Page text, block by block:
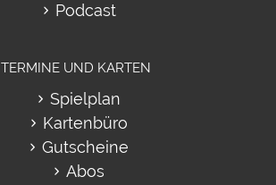
Podcast
TERMINE UND KARTEN
Spielplan
Kartenbüro
Gutscheine
Abos